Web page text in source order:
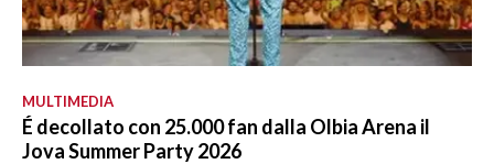
MULTIMEDIA
É decollato con 25.000 fan dalla Olbia Arena il
Jova Summer Party 2026